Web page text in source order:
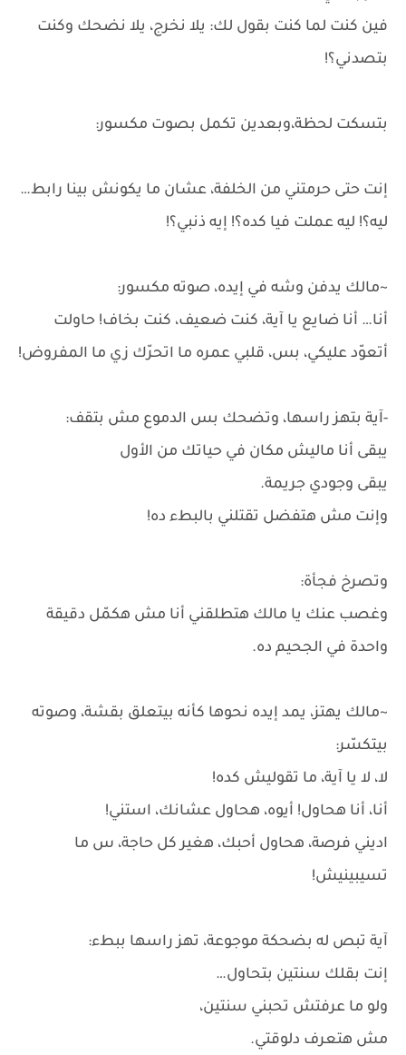
فين كنت لما كنت بقول لك: يلا نخرج، يلا نضحك وكنت
بتصدني؟!
بتسكت لحظة،وبعدين تكمل بصوت مكسور:
إنت حتى حرمتني من الخلفة، عشان ما يكونش بينا رابط…
ليه؟! ليه عملت فيا كده؟! إيه ذنبي؟!
~مالك يدفن وشه في إيده، صوته مكسور:
أنا… أنا ضايع يا آية، كنت ضعيف، كنت بخاف! حاولت
أتعوّد عليكي، بس، قلبي عمره ما اتحرّك زي ما المفروض!
-آية بتهز راسها، وتضحك بس الدموع مش بتقف:
يبقى أنا ماليش مكان في حياتك من الأول
يبقى وجودي جريمة.
وإنت مش هتفضل تقتلني بالبطء ده!
وتصرخ فجأة:
وغصب عنك يا مالك هتطلقني أنا مش هكمّل دقيقة
واحدة في الجحيم ده.
~مالك يهتز، يمد إيده نحوها كأنه بيتعلق بقشة، وصوته
بيتكسّر:
لا، لا يا آية، ما تقوليش كده!
أنا، أنا هحاول! أيوه، هحاول عشانك، استني!
اديني فرصة، هحاول أحبك، هغير كل حاجة، س ما
تسيبينيش!
آية تبص له بضحكة موجوعة، تهز راسها ببطء:
إنت بقلك سنتين بتحاول…
ولو ما عرفتش تحبني سنتين،
مش هتعرف دلوقتي.